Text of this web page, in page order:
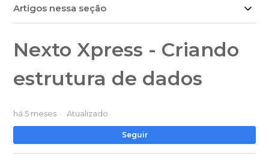
Artigos nessa seção
Nexto Xpress - Criando
estrutura de dados
há 5 meses Atualizado
Seguir